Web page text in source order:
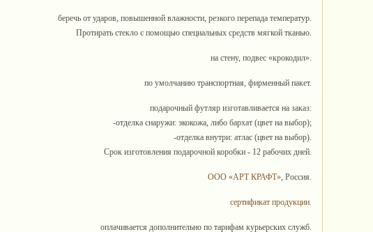
беречь от ударов, повышенной влажности, резкого перепада температур.
Протирать стекло с помощью специальных средств мягкой тканью.
на стену, подвес «крокодил».
по умолчанию транспортная, фирменный пакет.
подарочный футляр изготавливается на заказ:
-отделка снаружи: экокожа, либо бархат (цвет на выбор);
-отделка внутри: атлас (цвет на выбор).
Срок изготовления подарочной коробки - 12 рабочих дней.
ООО «АРТ КРАФТ», Россия.
сертификат продукции.
оплачивается дополнительно по тарифам курьерских служб.